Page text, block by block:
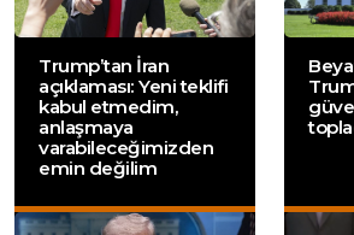
Trump’tan İran
açıklaması: Yeni teklifi
kabul etmedim,
anlaşmaya
varabileceğimizden
emin değilim